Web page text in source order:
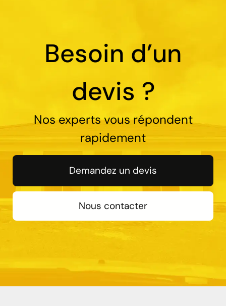
Besoin d’un
devis ?
Nos experts vous répondent
rapidement
Demandez un devis
Nous contacter